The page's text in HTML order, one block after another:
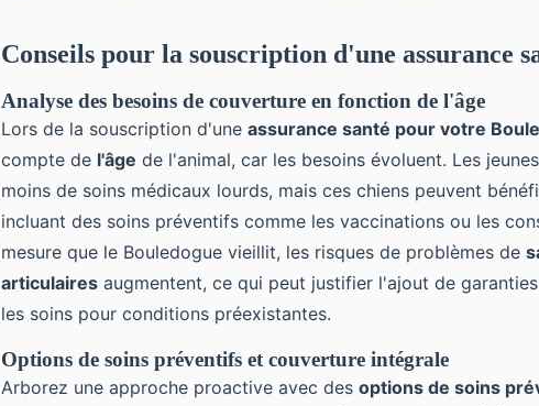
Conseils pour la souscription d'une assurance
Analyse des besoins de couverture en fonction de l'âge
Lors de la souscription d'une assurance santé pour votre
compte de l'âge de l'animal, car les besoins évoluent. Les
moins de soins médicaux lourds, mais ces chiens peuvent
incluant des soins préventifs comme les vaccinations ou les
mesure que le Bouledogue vieillit, les risques de problèmes de
articulaires augmentent, ce qui peut justifier l'ajout de
les soins pour conditions préexistantes.
Options de soins préventifs et couverture intégrale
Arborez une approche proactive avec des options de soins